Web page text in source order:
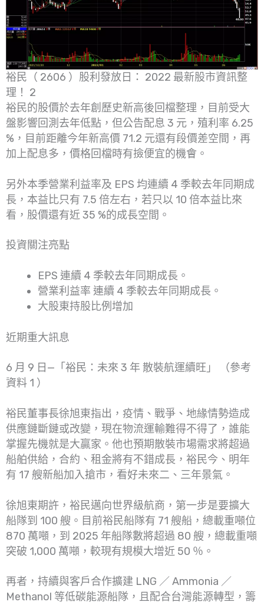
裕民（ 2606 ）股利發放日： 2022 最新股市資訊整
理！ 2
裕民的股價於去年創歷史新高後回檔整理，目前受大
盤影響回測去年低點，但公告配息 3 元，殖利率 6.25
%，目前距離今年新高價 71.2 元還有段價差空間，再
加上配息多，價格回檔時有撿便宜的機會。
另外本季營業利益率及 EPS 均連續 4 季較去年同期成
長，本益比只有 7.5 倍左右，若只以 10 倍本益比來
看，股價還有近 35 %的成長空間。
投資關注亮點
EPS 連續 4 季較去年同期成長。
營業利益率 連續 4 季較去年同期成長。
大股東持股比例增加
近期重大訊息
6 月 9 日—「裕民：未來 3 年 散裝航運續旺」 （參考
資料 1 ）
裕民董事長徐旭東指出，疫情、戰爭、地緣情勢造成
供應鏈斷鏈或改變，現在物流運輸難得不得了，誰能
掌握先機就是大贏家。他也預期散裝市場需求將超過
船舶供給，合約、租金將有不錯成長，裕民今、明年
有 17 艘新船加入搶市，看好未來二、三年景氣。
徐旭東期許，裕民邁向世界級航商，第一步是要擴大
船隊到 100 艘。目前裕民船隊有 71 艘船，總載重噸位
870 萬噸，到 2025 年船隊數將超過 80 艘，總載重噸
突破 1,000 萬噸，較現有規模大增近 50 ％。
再者，持續與客戶合作擴建 LNG ／ Ammonia ／
Methanol 等低碳能源船隊，且配合台灣能源轉型，籌